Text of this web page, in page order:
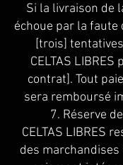
Si la livraison de
échoue par la
[trois]
CELTAS
contrat]. Tout
sera remboursé
7. Réserve
CELTAS LIBRES
des